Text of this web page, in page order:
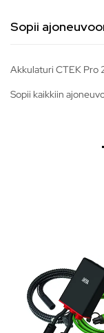
Sopii
Akkulaturi CTEK Pro
Sopii kaikkiin